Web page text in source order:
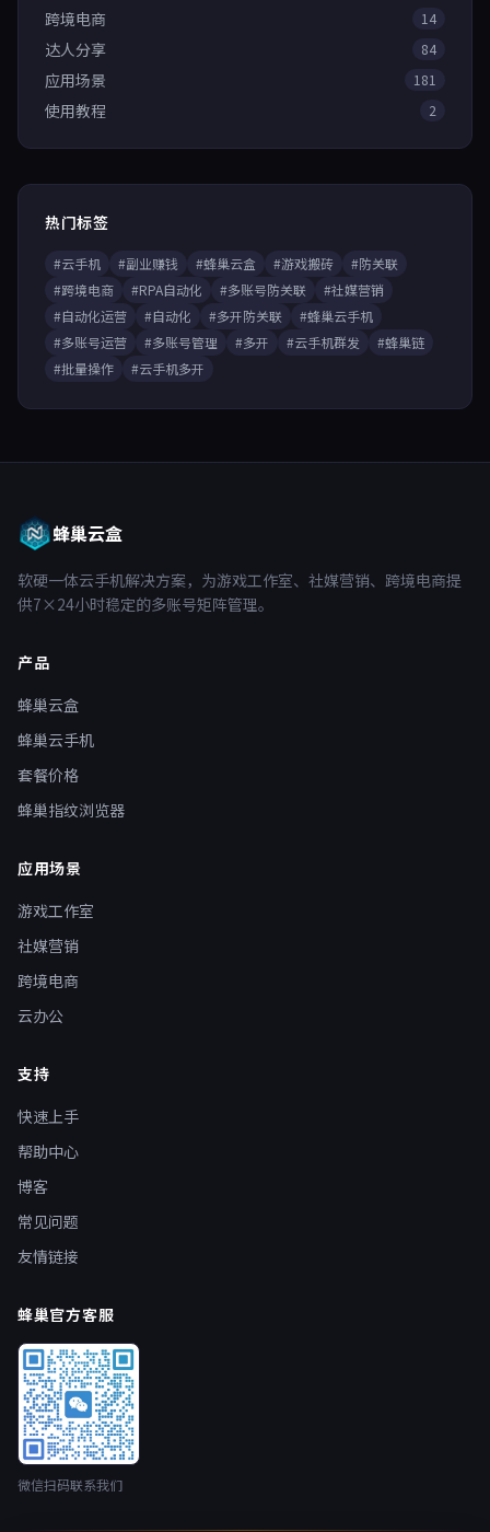
跨境电商 14
达人分享 84
应用场景 181
使用教程 2
热门标签
#云手机 #副业赚钱 #蜂巢云盒 #游戏搬砖
#防关联
#跨境电商
#RPA自动化 #多账号防关联
#社媒营销
#自动化运营
#自动化 #多开防关联
#蜂巢云手机
#多账号运营
#多账号管理 #多开 #云手机群发
#蜂巢链
#批量操作
#云手机多开
蜂巢云盒
软硬一体云手机解决方案，为游戏工作室、社媒营销、跨境电商提
供7×24小时稳定的多账号矩阵管理。
产品
蜂巢云盒
蜂巢云手机
套餐价格
蜂巢指纹浏览器
应用场景
游戏工作室
社媒营销
跨境电商
云办公
支持
快速上手
帮助中心
博客
常见问题
友情链接
蜂巢官方客服
微信扫码联系我们